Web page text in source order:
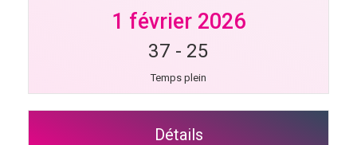
1 février 2026
37 - 25
Temps plein
Détails